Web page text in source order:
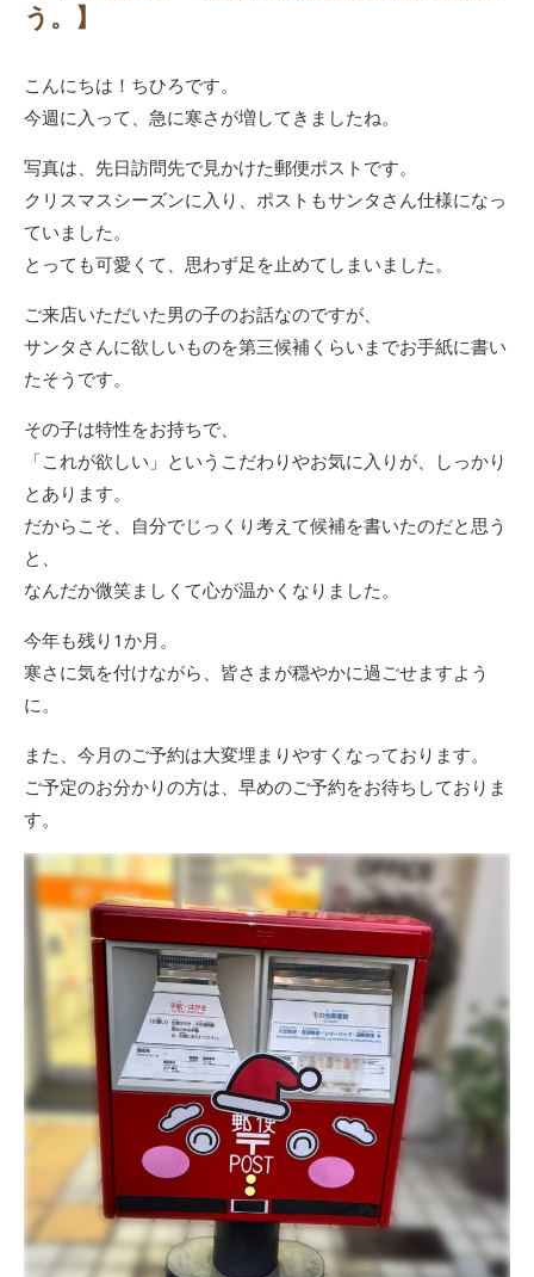
う。】
こんにちは！ちひろです。
今週に入って、急に寒さが増してきましたね。
写真は、先日訪問先で見かけた郵便ポストです。
クリスマスシーズンに入り、ポストもサンタさん仕様になっ
ていました。
とっても可愛くて、思わず足を止めてしまいました。
ご来店いただいた男の子のお話なのですが、
サンタさんに欲しいものを第三候補くらいまでお手紙に書い
たそうです。
その子は特性をお持ちで、
「これが欲しい」というこだわりやお気に入りが、しっかり
とあります。
だからこそ、自分でじっくり考えて候補を書いたのだと思う
と、
なんだか微笑ましくて心が温かくなりました。
今年も残り1か月。
寒さに気を付けながら、皆さまが穏やかに過ごせますよう
に。
また、今月のご予約は大変埋まりやすくなっております。
ご予定のお分かりの方は、早めのご予約をお待ちしておりま
す。